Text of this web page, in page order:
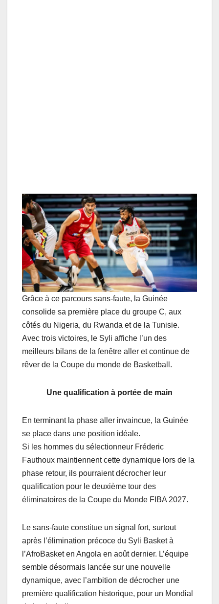
Grâce à ce parcours sans-faute, la Guinée
consolide sa première place du groupe C, aux
côtés du Nigeria, du Rwanda et de la Tunisie.
Avec trois victoires, le Syli affiche l’un des
meilleurs bilans de la fenêtre aller et continue de
rêver de la Coupe du monde de Basketball.
Une qualification à portée de main
En terminant la phase aller invaincue, la Guinée
se place dans une position idéale.
Si les hommes du sélectionneur Fréderic
Fauthoux maintiennent cette dynamique lors de la
phase retour, ils pourraient décrocher leur
qualification pour le deuxième tour des
éliminatoires de la Coupe du Monde FIBA 2027.
Le sans-faute constitue un signal fort, surtout
après l’élimination précoce du Syli Basket à
l’AfroBasket en Angola en août dernier. L’équipe
semble désormais lancée sur une nouvelle
dynamique, avec l’ambition de décrocher une
première qualification historique, pour un Mondial